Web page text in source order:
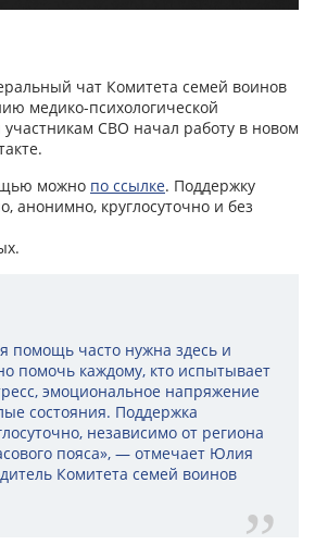
чат Комитета семей воинов
медико-психологической
СВО начал работу в новом
можно по ссылке. Поддержку
анонимно, круглосуточно и без
помощь часто нужна здесь и
помочь каждому, кто испытывает
эмоциональное напряжение
состояния. Поддержка
независимо от региона
пояса», — отмечает Юлия
Комитета семей воинов